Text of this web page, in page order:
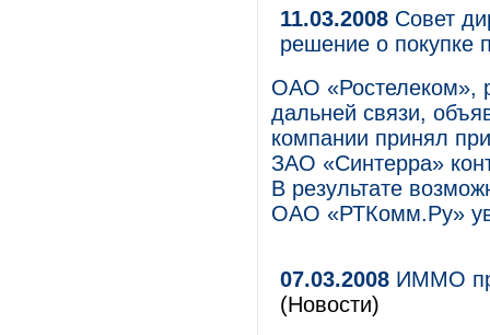
11.03.2008 Cовет
решение о покупке
ОАО «Ростелеком»,
дальней связи,
компании принял
ЗАО «Синтерра»
В результате
ОАО «РТКомм.Ру»
07.03.2008 ИММО
(Новости)